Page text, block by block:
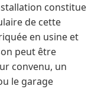
constitue
de cette
en usine et
peut être
convenu, un
le garage